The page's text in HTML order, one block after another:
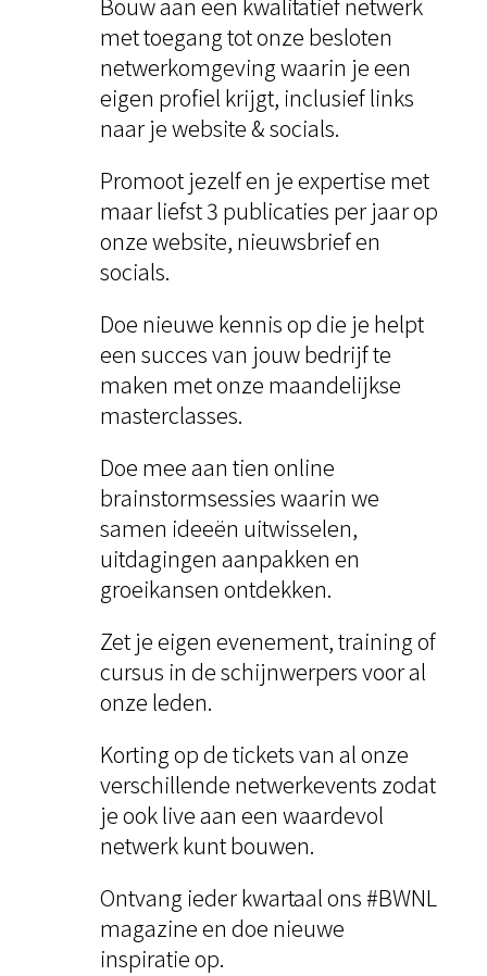
Bouw aan een kwalitatief netwerk
met toegang tot onze besloten
netwerkomgeving waarin je een
eigen profiel krijgt, inclusief links
naar je website & socials.
Promoot jezelf en je expertise met
maar liefst 3 publicaties per jaar op
onze website, nieuwsbrief en
socials.
Doe nieuwe kennis op die je helpt
een succes van jouw bedrijf te
maken met onze maandelijkse
masterclasses.
Doe mee aan tien online
brainstormsessies waarin we
samen ideeën uitwisselen,
uitdagingen aanpakken en
groeikansen ontdekken.
Zet je eigen evenement, training of
cursus in de schijnwerpers voor al
onze leden.
Korting op de tickets van al onze
verschillende netwerkevents zodat
je ook live aan een waardevol
netwerk kunt bouwen.
Ontvang ieder kwartaal ons #BWNL
magazine en doe nieuwe
inspiratie op.